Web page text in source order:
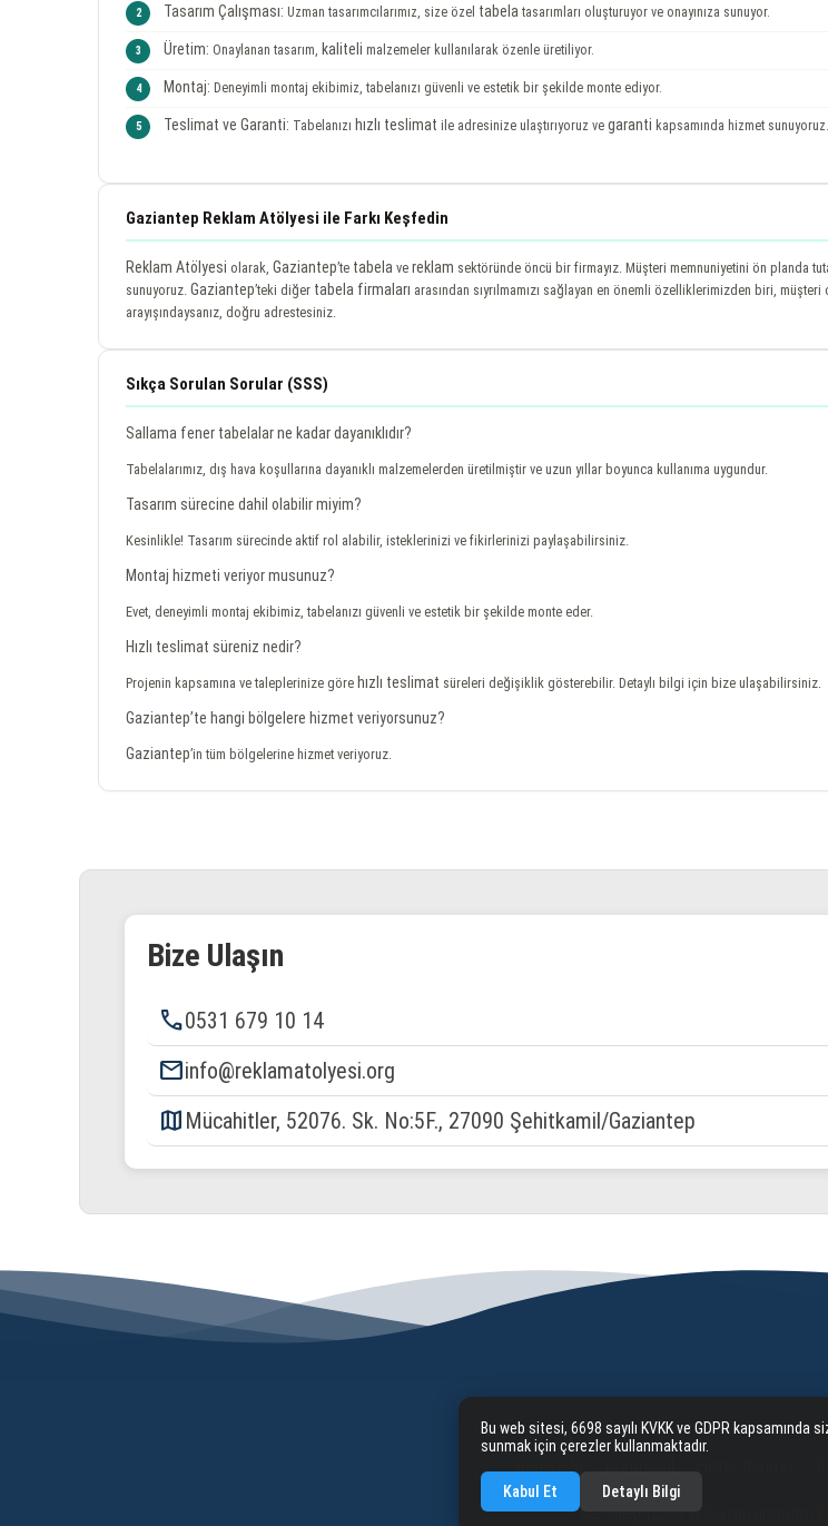
Tasarım Çalışması: Uzman tasarımcılarımız, size özel tabela tasarımları oluşturuyor ve onayınıza sunuyor.
Üretim: Onaylanan tasarım, kaliteli malzemeler kullanılarak özenle üretiliyor.
Montaj: Deneyimli montaj ekibimiz, tabelanızı güvenli ve estetik bir şekilde monte ediyor.
Teslimat ve Garanti: Tabelanızı hızlı teslimat ile adresinize ulaştırıyoruz ve garanti kapsamında hizmet sunuyoruz.
Gaziantep Reklam Atölyesi ile Farkı Keşfedin
Reklam Atölyesi olarak, Gaziantep’te tabela ve reklam sektöründe öncü bir firmayız. Müşteri memnuniyetini ön planda
sunuyoruz. Gaziantep’teki diğer tabela firmaları arasından sıyrılmamızı sağlayan en önemli özelliklerimizden biri, müşteri
arayışındaysanız, doğru adrestesiniz.
Sıkça Sorulan Sorular (SSS)
Sallama fener tabelalar ne kadar dayanıklıdır?
Tabelalarımız, dış hava koşullarına dayanıklı malzemelerden üretilmiştir ve uzun yıllar boyunca kullanıma uygundur.
Tasarım sürecine dahil olabilir miyim?
Kesinlikle! Tasarım sürecinde aktif rol alabilir, isteklerinizi ve fikirlerinizi paylaşabilirsiniz.
Montaj hizmeti veriyor musunuz?
Evet, deneyimli montaj ekibimiz, tabelanızı güvenli ve estetik bir şekilde monte eder.
Hızlı teslimat süreniz nedir?
Projenin kapsamına ve taleplerinize göre hızlı teslimat süreleri değişiklik gösterebilir. Detaylı bilgi için bize ulaşabilirsiniz.
Gaziantep’te hangi bölgelere hizmet veriyorsunuz?
Gaziantep’in tüm bölgelerine hizmet veriyoruz.
Bize Ulaşın
phone0531 679 10 14
emailinfo@reklamatolyesi.org
map Mücahitler, 52076. Sk. No:5F., 27090 Şehitkamil/Gaziantep
Anasayfa Kurumsal
Gaziantep Tabela ve Reklam Hizmetleri
Bu web sitesi, 6698 sayılı KVKK ve GDPR kapsamında
sunmak için çerezler kullanmaktadır.
Kabul Et Detaylı Bilgi